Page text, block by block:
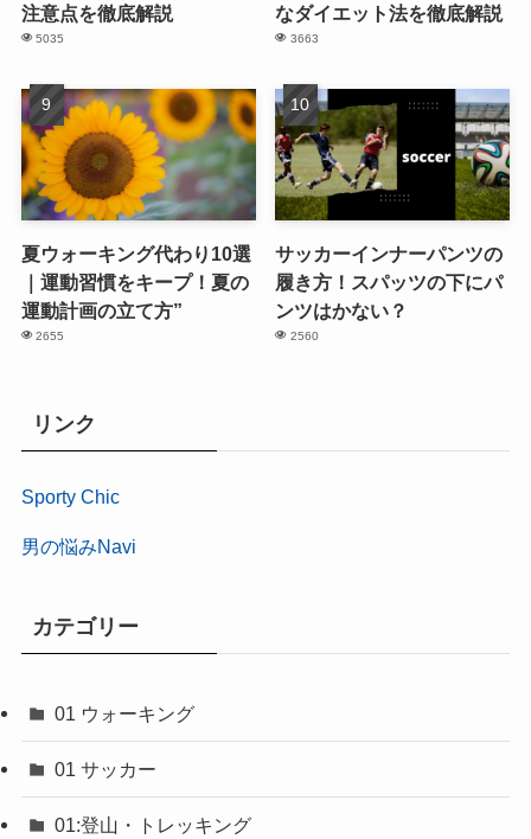
注意点を徹底解説
5035
なダイエット法を徹底解説
3663
夏ウォーキング代わり10選
｜運動習慣をキープ！夏の
運動計画の立て方”
2655
サッカーインナーパンツの
履き方！スパッツの下にパ
ンツはかない？
2560
リンク
Sporty Chic
男の悩みNavi
カテゴリー
01 ウォーキング
01 サッカー
01:登山・トレッキング